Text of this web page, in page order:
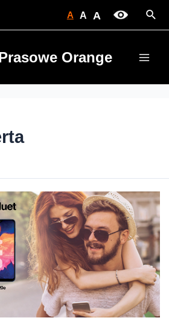
A A A
Orange